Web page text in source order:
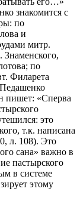
знакомится с
по
и
митр.
Знаменского,
по
Филарета
пишет: «Сперва
это
т.к. написана
л. 108). Это
сана» важно в
пастырского
в системе
этому